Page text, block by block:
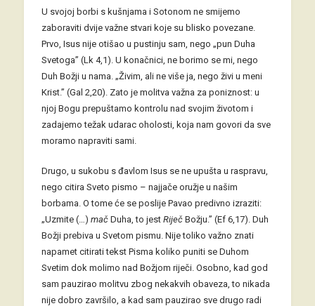
U svojoj borbi s kušnjama i Sotonom ne smijemo
zaboraviti dvije važne stvari koje su blisko povezane.
Prvo, Isus nije otišao u pustinju sam, nego „pun Duha
Svetoga” (Lk 4,1). U konačnici, ne borimo se mi, nego
Duh Božji u nama. „Živim, ali ne više ja, nego živi u meni
Krist.” (Gal 2,20). Zato je molitva važna za poniznost: u
njoj Bogu prepuštamo kontrolu nad svojim životom i
zadajemo težak udarac oholosti, koja nam govori da sve
moramo napraviti sami.
Drugo, u sukobu s đavlom Isus se ne upušta u raspravu,
nego citira Sveto pismo – najjače oružje u našim
borbama. O tome će se poslije Pavao predivno izraziti:
„Uzmite (…) mačDuha, to jest RiječBožju.” (Ef 6,17). Duh
Božji prebiva u Svetom pismu. Nije toliko važno znati
napamet citirati tekst Pisma koliko puniti se Duhom
Svetim dok molimo nad Božjom riječi. Osobno, kad god
sam pauzirao molitvu zbog nekakvih obaveza, to nikada
nije dobro završilo, a kad sam pauzirao sve drugo radi